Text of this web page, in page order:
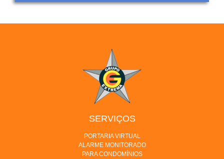
SERVIÇOS
PORTARIA VIRTUAL
ALARME MONITORADO
PARA CONDOMÍNIOS